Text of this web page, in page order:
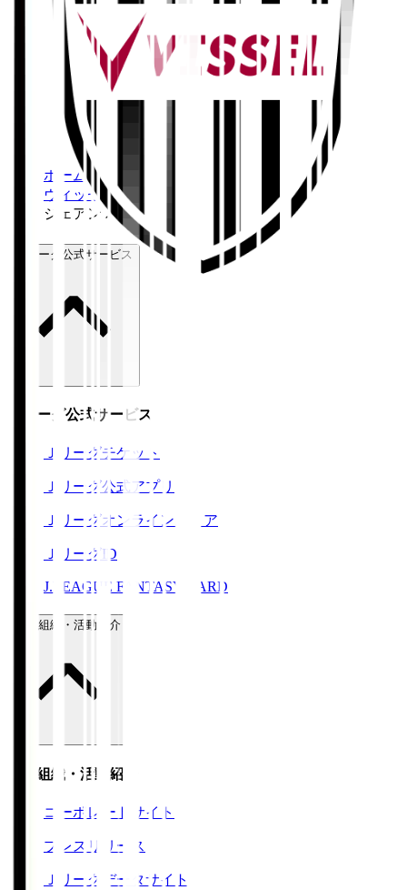
ホーム
ヴィッセル神戸
ジェアン パトリッキ
Ｊリーグ公式サービス
Ｊリーグ公式サービス
Ｊリーグチケット
Ｊリーグ公式アプリ
Ｊリーグオンラインストア
ＪリーグID
J.LEAGUE FANTASY CARD
運営組織・活動紹介
運営組織・活動紹介
コーポレートサイト
プレスリリース
Ｊリーグデータサイト